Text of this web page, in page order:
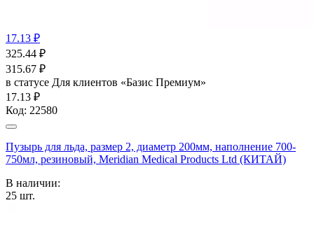
17.13 ₽
325.44 ₽
315.67 ₽
в статусе Для клиентов «Базис Премиум»
17.13 ₽
Код: 22580
Пузырь для льда, размер 2, диаметр 200мм, наполнение 700-
750мл, резиновый, Meridian Medical Products Ltd (КИТАЙ)
В наличии:
25 шт.